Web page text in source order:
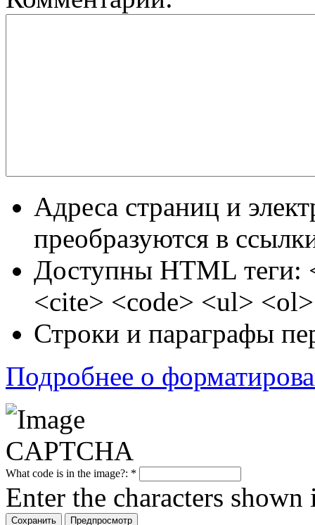
Адреса страниц и
преобразуются в
Доступны HTML теги:
<cite> <code> <ul>
Строки и параграфы
Подробнее о
What code is in the image?: *
Enter the characters shown